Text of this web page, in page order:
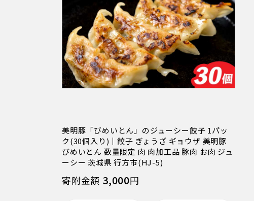
美明豚「びめいとん」のジューシー餃子 1パッ
ク(30個入り)｜餃子 ぎょうざ ギョウザ 美明豚
びめいとん 数量限定 肉 肉加工品 豚肉 お肉 ジュ
ーシー 茨城県 行方市(HJ-5)
寄附金額 3,000円